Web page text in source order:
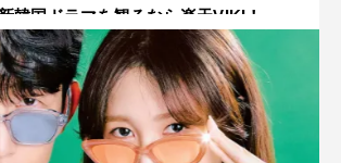
韓国ドラマを観るなら楽天VIKI！
見れません】